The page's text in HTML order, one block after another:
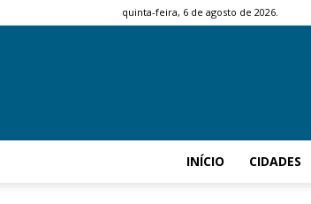
quinta-feira, 6 de agosto de 2026.
INÍCIO CIDADES